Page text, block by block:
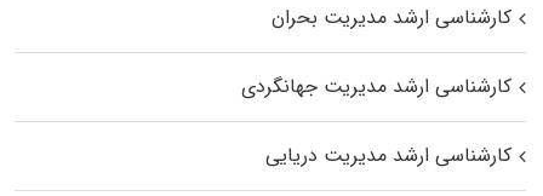
کارشناسی ارشد مدیریت بحران
کارشناسی ارشد مدیریت جهانگردی
کارشناسی ارشد مدیریت دریایی